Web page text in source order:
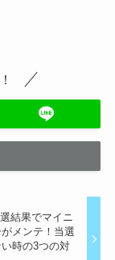
結果でマイニ
メンテ！当選
時の3つの対